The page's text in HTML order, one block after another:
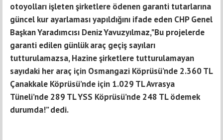
otoyolları işleten şirketlere ödenen garanti tutarlarına
güncel kur ayarlaması yapıldığını ifade eden CHP Genel
Başkan Yaradımcısı Deniz Yavuzyılmaz,"Bu projelerde
garanti edilen günlük araç geçiş sayıları
tutturulamazsa, Hazine şirketlere tutturulamayan
sayıdaki her araç için Osmangazi Köprüsü’nde 2.360 TL
Çanakkale Köprüsü’nde için 1.029 TL Avrasya
Tüneli’nde 289 TL YSS Köprüsü’nde 248 TL ödemek
durumda!” dedi.